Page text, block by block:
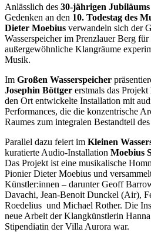
Anlässlich des 30-jährigen
Gedenken an den 10. Todestag des
Dieter Moebius verwandeln sich der
Wasserspeicher im Prenzlauer Berg
außergewöhnliche Klangräume
Musik.
Im Großen Wasserspeicher
Josephin Böttger erstmals das Projekt
den Ort entwickelte Installation mit
Performances, die die konzentrische
Raumes zum integralen Bestandteil
Parallel dazu feiert im Kleinen
kuratierte Audio-Installation Moebius
Das Projekt ist eine musikalische
Pionier Dieter Moebius und
Künstler:innen – darunter Geoff
Davachi, Jean-Benoit Dunckel (Air),
Roedelius und Michael Rother. Die
neue Arbeit der Klangkünstlerin
Stipendiatin der Villa Aurora war.